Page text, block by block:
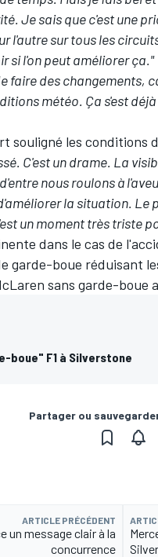
Je sais que c'est une
l'autre sur tous les
si l'on peut améliorer ça."
faire des changements,
météo. Ça s'est
souligné les conditions
C'est un drame. La
nous roulons à
la situation. Le
un moment très triste
dans le cas de
garde-boue réduisant
sans garde-boue
boue" F1 à Silverstone
Partager ou
ARTICLE PRÉCÉDENT
un message clair à la
concurrence